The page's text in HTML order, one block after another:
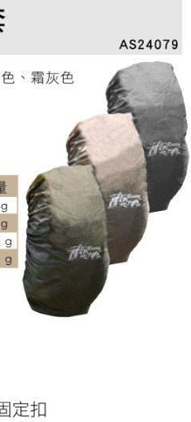
公司」（以下簡稱本公司）所提供，讓
品或服務，並由商店將買賣／分期付款
」之契約關係目的，商店將以您的個人
予台灣大哥大進項蒐集、處理及利用，
資料之確認、核對及更正。
結：
https://oppay.tw/userRule
款，方視為交易完成。
刻繳費，但若您需要取消訂單，請聯絡
之訂單仍視為有效，需透過AFTEE先享
付 」之結帳頁面顯示為準，若有關於
等相關疑問，請聯繫「AFTEE先享後付
support/home
供之「AFTEE先享後付」服務完成之交
人資料，並將交易相關給付款項請求債
以下網址：
代理人或監護人之同意方可使用
辦者引起之損失，本公司不負相關責
依據個別帳號之用戶狀況，依本公司即
額度不足之情形，本公司將視審查結果
人資訊註冊。若發現惡意使用之情形，
用戶之使用額度並採取法律行動。
免運費
)免運費
上)免運費